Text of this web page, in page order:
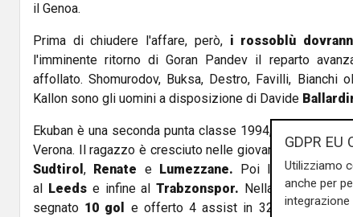
il Genoa.
Prima di chiudere l'affare, però,i rossoblù
l'imminente ritorno di Goran Pandev il reparto
affollato. Shomurodov, Buksa, Destro, Favilli, Bianchi
Kallon sono gli uomini a disposizione di Davide
Ekuban è una seconda punta classe 1994, ghnaese ma
Verona. Il ragazzo è cresciuto nelle giovanili del Chievo
Sudtirol , Renate e Lumezzane. Poi la partenza
al
Leeds e infine alTrabzonspor. Nella scorsa
segnato 10 gol e offerto 4 assist in 32 presenze.
GDPR EU
Utilizziamo
anche per